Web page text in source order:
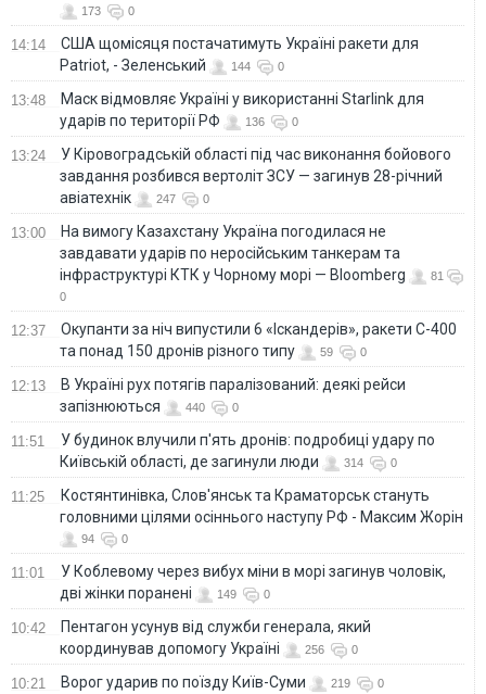
173 0
14:14
США щомісяця постачатимуть Україні ракети для
Patriot, - Зеленський
144 0
13:48
Маск відмовляє Україні у використанні Starlink для
ударів по території РФ
136 0
13:24
У Кіровоградській області під час виконання бойового
завдання розбився вертоліт ЗСУ — загинув 28-річний
авіатехнік
247 0
13:00
На вимогу Казахстану Україна погодилася не
завдавати ударів по неросійським танкерам та
інфраструктурі КТК у Чорному морі — Bloomberg
81
0
12:37
Окупанти за ніч випустили 6 «Іскандерів», ракети С-400
та понад 150 дронів різного типу
59 0
12:13
В Україні рух потягів паралізований: деякі рейси
запізнюються
440 0
11:51
У будинок влучили п'ять дронів: подробиці удару по
Київській області, де загинули люди
314 0
11:25
Костянтинівка, Слов'янськ та Краматорськ стануть
головними цілями осіннього наступу РФ - Максим Жорін
94 0
11:01
У Коблевому через вибух міни в морі загинув чоловік,
дві жінки поранені
149 0
10:42
Пентагон усунув від служби генерала, який
координував допомогу Україні
256 0
10:21 Ворог ударив по поїзду Київ-Суми 219 0